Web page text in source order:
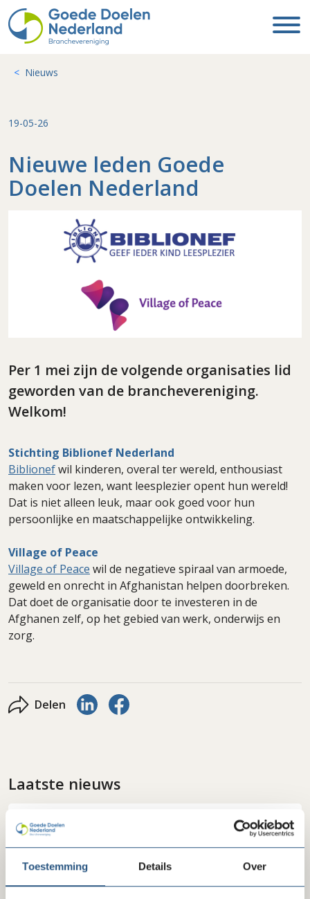
Toestemming Details Over
Nieuws
19-05-26
Nieuwe leden Goede
Doelen Nederland
Per 1 mei zijn de volgende organisaties lid
geworden van de branchevereniging.
Welkom!
Stichting Biblionef Nederland
Biblionefwil kinderen, overal ter wereld, enthousiast
maken voor lezen, want leesplezier opent hun wereld!
Dat is niet alleen leuk, maar ook goed voor hun
persoonlijke en maatschappelijke ontwikkeling.
Village of Peace
Village of Peace wil de negatieve spiraal van armoede,
geweld en onrecht in Afghanistan helpen doorbreken.
Dat doet de organisatie door te investeren in de
Afghanen zelf, op het gebied van werk, onderwijs en
zorg.
Delen Delen via LinkedIn
Delen via Facebook
Laatste nieuws